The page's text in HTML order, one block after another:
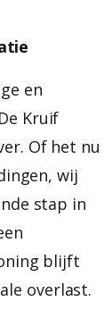
en
Kruif
Of het nu
wij
stap in
blijft
overlast.